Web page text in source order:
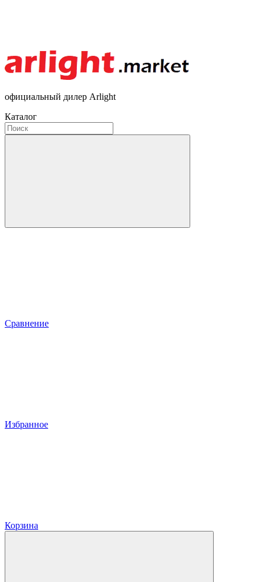
официальный дилер Arlight
Каталог
Сравнение
Избранное
Корзина